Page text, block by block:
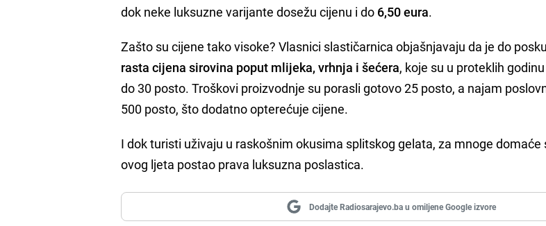
dok neke luksuzne varijante dosežu cijenu i do 6,50 eura.
Zašto su cijene tako visoke? Vlasnici slastičarnica objašnjavaju da je do
rasta cijena sirovina poput mlijeka, vrhnja i šećera, koje su u proteklih
do 30 posto. Troškovi proizvodnje su porasli gotovo 25 posto, a najam
500 posto, što dodatno opterećuje cijene.
I dok turisti uživaju u raskošnim okusima splitskog gelata, za mnoge
ovog ljeta postao prava luksuzna poslastica.
Dodajte Radiosarajevo.ba u omiljene Google izvore